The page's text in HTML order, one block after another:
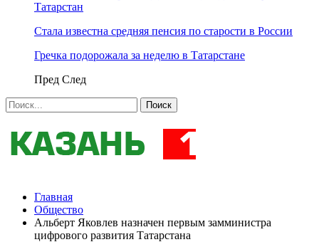
Татарстан
Стала известна средняя пенсия по старости в России
Гречка подорожала за неделю в Татарстане
Пред След
Главная
Общество
Альберт Яковлев назначен первым замминистра
цифрового развития Татарстана